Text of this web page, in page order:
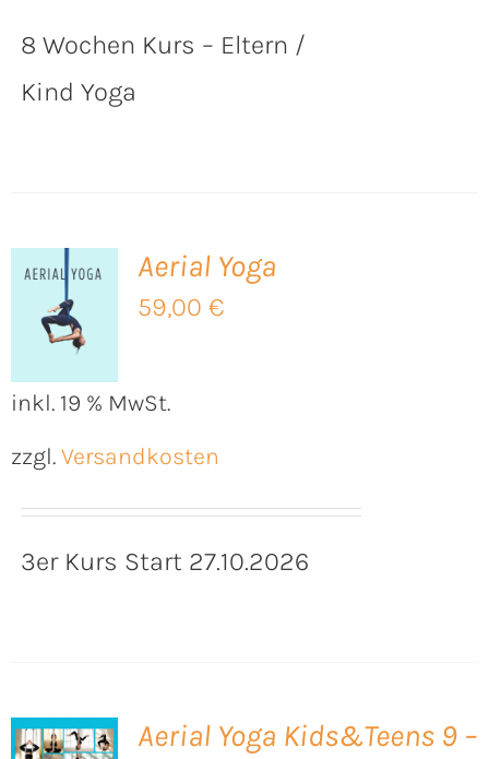
8 Wochen Kurs – Eltern /
Kind Yoga
Aerial Yoga
59,00 €
inkl. 19 % MwSt.
zzgl. Versandkosten
3er Kurs Start 27.10.2026
Aerial Yoga Kids&Teens 9 –